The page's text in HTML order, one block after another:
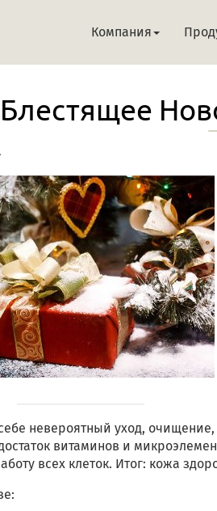
Компания
Блестящее
невероятный уход,
витаминов и
всех клеток. Итог: кожа